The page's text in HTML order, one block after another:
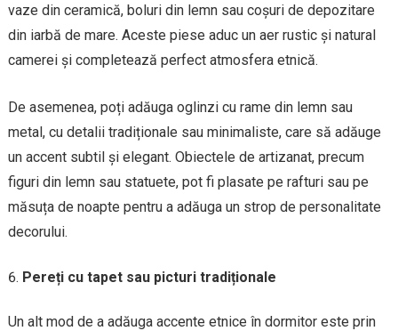
vaze din ceramică, boluri din lemn sau coșuri de depozitare
din iarbă de mare. Aceste piese aduc un aer rustic și natural
camerei și completează perfect atmosfera etnică.
De asemenea, poți adăuga oglinzi cu rame din lemn sau
metal, cu detalii tradiționale sau minimaliste, care să adăuge
un accent subtil și elegant. Obiectele de artizanat, precum
figuri din lemn sau statuete, pot fi plasate pe rafturi sau pe
măsuța de noapte pentru a adăuga un strop de personalitate
decorului.
Pereți cu tapet sau picturi tradiționale
Un alt mod de a adăuga accente etnice în dormitor este prin